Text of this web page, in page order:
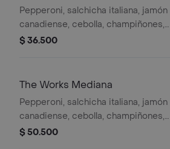
Pepperoni, salchicha italiana, jamón
canadiense, cebolla, champiñones,
pimentón verde y aceitunas negras -
Pepperoncini.
$ 36.500
The Works Mediana
Pepperoni, salchicha italiana, jamón
canadiense, cebolla, champiñones,
pimentón verde y aceitunas negras. -
$ 50.500